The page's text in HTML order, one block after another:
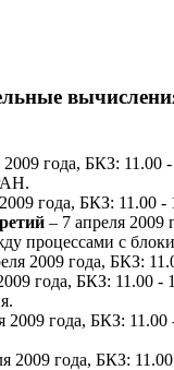
2009 года, БКЗ:
года, БКЗ: 11.00
– 7 апреля
процессами с
2009 года, БКЗ:
года, БКЗ: 11.00
2009 года, БКЗ:
2009 года, БКЗ: